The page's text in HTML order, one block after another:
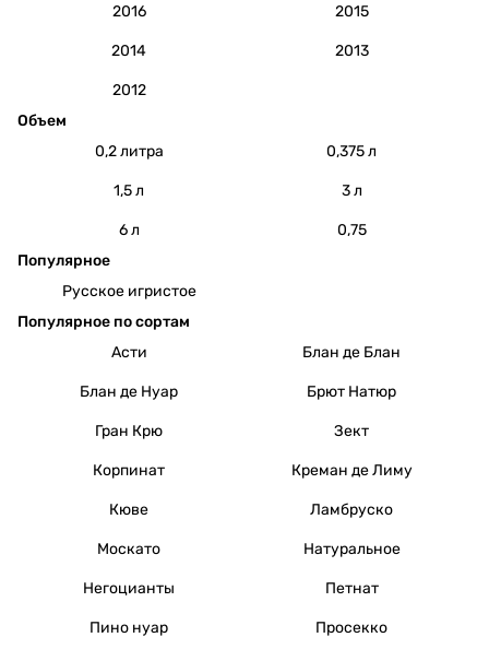
2016 2015
2014 2013
2012
Объем
0,2 литра
0,375 л
1,5 л 3 л
6 л
0,75
Популярное
Русское игристое
Популярное по сортам
Асти
Блан де Блан
Блан де Нуар Брют Натюр
Гран Крю Зект
Корпинат Креман де Лиму
Кюве Ламбруско
Москато Натуральное
Негоцианты Петнат
Пино нуар Просекко